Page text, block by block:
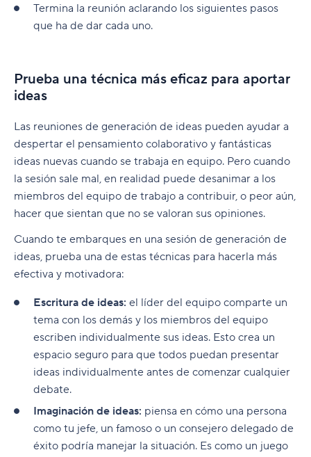
Termina la reunión aclarando los siguientes pasos
que ha de dar cada uno.
Prueba una técnica más eficaz para aportar
ideas
Las reuniones de generación de ideas pueden ayudar a
despertar el pensamiento colaborativo y fantásticas
ideas nuevas cuando se trabaja en equipo. Pero cuando
la sesión sale mal, en realidad puede desanimar a los
miembros del equipo de trabajo a contribuir, o peor aún,
hacer que sientan que no se valoran sus opiniones.
Cuando te embarques en una sesión de generación de
ideas, prueba una de estas técnicas para hacerla más
efectiva y motivadora:
Escritura de ideas: el líder del equipo comparte un
tema con los demás y los miembros del equipo
escriben individualmente sus ideas. Esto crea un
espacio seguro para que todos puedan presentar
ideas individualmente antes de comenzar cualquier
debate.
Imaginación de ideas: piensa en cómo una persona
como tu jefe, un famoso o un consejero delegado de
éxito podría manejar la situación. Es como un juego